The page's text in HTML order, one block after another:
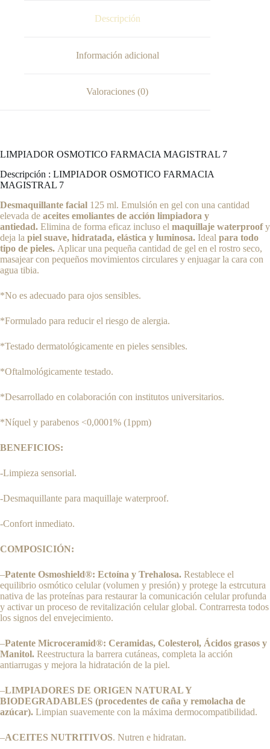
Descripción
Información adicional
Valoraciones (0)
LIMPIADOR OSMOTICO FARMACIA MAGISTRAL 7
Descripción : LIMPIADOR OSMOTICO FARMACIA
MAGISTRAL 7
Desmaquillante facial 125 ml. Emulsión en gel con una cantidad
elevada de aceites emoliantes de acción limpiadora y
antiedad. Elimina de forma eficaz incluso el maquillaje waterproofy
deja la piel suave, hidratada, elástica y luminosa. Ideal para todo
tipo de pieles. Aplicar una pequeña cantidad de gel en el rostro seco,
masajear con pequeños movimientos circulares y enjuagar la cara con
agua tibia.
*No es adecuado para ojos sensibles.
*Formulado para reducir el riesgo de alergia.
*Testado dermatológicamente en pieles sensibles.
*Oftalmológicamente testado.
*Desarrollado en colaboración con institutos universitarios.
*Níquel y parabenos <0,0001% (1ppm)
BENEFICIOS:
-Limpieza sensorial.
-Desmaquillante para maquillaje waterproof.
-Confort inmediato.
COMPOSICIÓN:
–Patente Osmoshield®: Ectoína y Trehalosa. Restablece el
equilibrio osmótico celular (volumen y presión) y protege la estrcutura
nativa de las proteínas para restaurar la comunicación celular profunda
y activar un proceso de revitalización celular global. Contrarresta todos
los signos del envejecimiento.
–Patente Microceramid®: Ceramidas, Colesterol, Ácidos grasos y
Manitol. Reestructura la barrera cutáneas, completa la acción
antiarrugas y mejora la hidratación de la piel.
–LIMPIADORES DE ORIGEN NATURAL Y
BIODEGRADABLES (procedentes de caña y remolacha de
azúcar). Limpian suavemente con la máxima dermocompatibilidad.
–ACEITES NUTRITIVOS. Nutren e hidratan.